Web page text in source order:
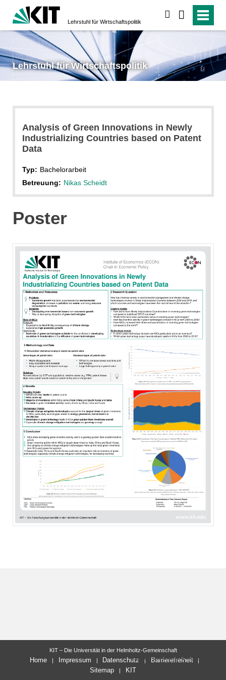
Lehrstuhl für Wirtschaftspolitik
Lehrstuhl für Wirtschaftspolitik
Analysis of Green Innovations in Newly
Industrializing Countries based on Patent
Data
Typ: Bachelorarbeit
Betreuung: Nikas Scheidt
Poster
letzte Änderung: 14.01.2025
KIT – Die Universität in der Helmholtz-Gemeinschaft
Home Impressum Datenschutz
Barrierefreiheit
Sitemap
KIT